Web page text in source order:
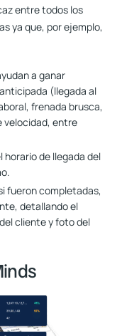
entre todos los
ya que, por ejemplo,
a ganar
(llegada al
frenada brusca,
velocidad, entre
de llegada del
fueron completadas,
detallando el
cliente y foto del